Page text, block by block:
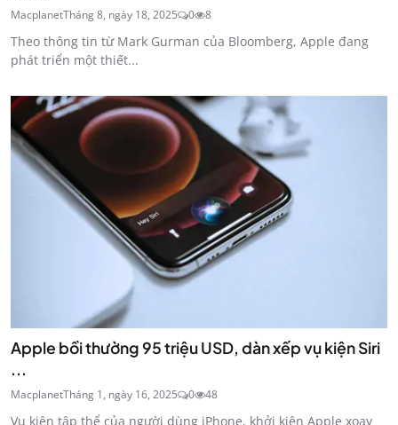
MacplanetTháng 8, ngày 18, 2025 0 8
Theo thông tin từ Mark Gurman của Bloomberg, Apple đang
phát triển một thiết...
Apple bồi thường 95 triệu USD, dàn xếp vụ kiện Siri
...
MacplanetTháng 1, ngày 16, 2025 0 48
Vụ kiện tập thể của người dùng iPhone, khởi kiện Apple xoay